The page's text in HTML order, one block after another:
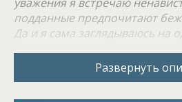
подданные предпочитают
Да и я сама заглядываюсь на
вернуть мир на свои земли, и
возможности не потерять
Развернуть